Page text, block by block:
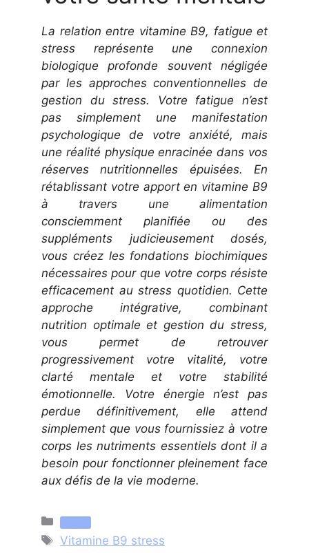
La relation entre vitamine B9, fatigue et
stress représente une connexion
biologique profonde souvent négligée
par les approches conventionnelles de
gestion du stress. Votre fatigue n’est
pas simplement une manifestation
psychologique de votre anxiété, mais
une réalité physique enracinée dans vos
réserves nutritionnelles épuisées. En
rétablissant votre apport en vitamine B9
à travers une alimentation
consciemment planifiée ou des
suppléments judicieusement dosés,
vous créez les fondations biochimiques
nécessaires pour que votre corps résiste
efficacement au stress quotidien. Cette
approche intégrative, combinant
nutrition optimale et gestion du stress,
vous permet de retrouver
progressivement votre vitalité, votre
clarté mentale et votre stabilité
émotionnelle. Votre énergie n’est pas
perdue définitivement, elle attend
simplement que vous fournissiez à votre
corps les nutriments essentiels dont il a
besoin pour fonctionner pleinement face
aux défis de la vie moderne.
Catégories
Étiquettes
Vitamine B9 stress